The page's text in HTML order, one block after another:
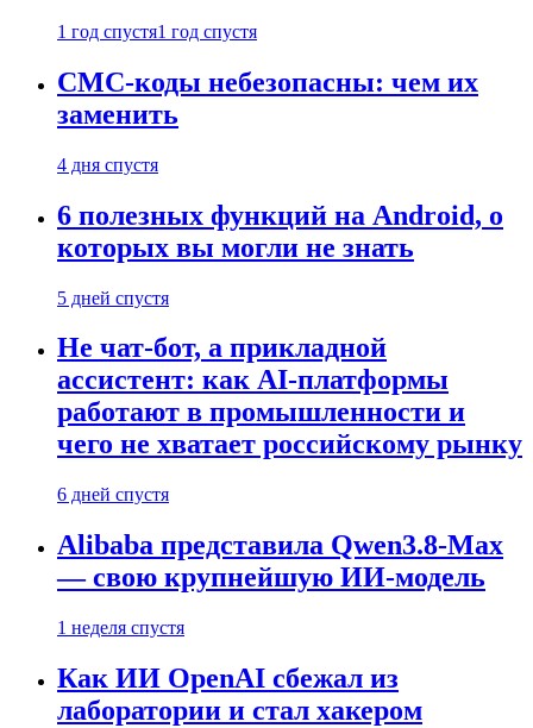
1 год спустя1 год спустя
СМС-коды небезопасны: чем их
заменить
4 дня спустя
6 полезных функций на Android, о
которых вы могли не знать
5 дней спустя
Не чат-бот, а прикладной
ассистент: как AI-платформы
работают в промышленности и
чего не хватает российскому рынку
6 дней спустя
Alibaba представила Qwen3.8-Max
— свою крупнейшую ИИ-модель
1 неделя спустя
Как ИИ OpenAI сбежал из
лаборатории и стал хакером